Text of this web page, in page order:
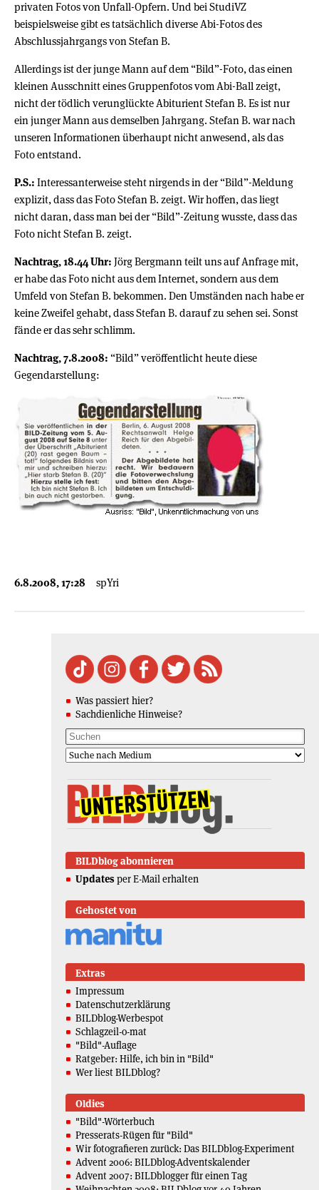
privaten Fotos von Unfall-Opfern. Und bei StudiVZ
beispielsweise gibt es tatsächlich diverse Abi-Fotos des
Abschlussjahrgangs von Stefan B.
Allerdings ist der junge Mann auf dem “Bild”-Foto, das einen
kleinen Ausschnitt eines Gruppenfotos vom Abi-Ball zeigt,
nicht der tödlich verunglückte Abiturient Stefan B. Es ist nur
ein junger Mann aus demselben Jahrgang. Stefan B. war nach
unseren Informationen überhaupt nicht anwesend, als das
Foto entstand.
P.S.: Interessanterweise steht nirgends in der “Bild”-Meldung
explizit, dass das Foto Stefan B. zeigt. Wir hoffen, das liegt
nicht daran, dass man bei der “Bild”-Zeitung wusste, dass das
Foto nicht Stefan B. zeigt.
Nachtrag, 18.44 Uhr: Jörg Bergmann teilt uns auf Anfrage mit,
er habe das Foto nicht aus dem Internet, sondern aus dem
Umfeld von Stefan B. bekommen. Den Umständen nach habe er
keine Zweifel gehabt, dass Stefan B. darauf zu sehen sei. Sonst
fände er das sehr schlimm.
Nachtrag, 7.8.2008: “Bild” veröffentlicht heute diese
Gegendarstellung:
6.8.2008, 17:28 spYri
Was passiert hier?
Sachdienliche Hinweise?
BILDblog abonnieren
Updates per E-Mail erhalten
Gehostet von
Extras
Impressum
Datenschutzerklärung
BILDblog-Werbespot
Schlagzeil-o-mat
"Bild"-Auflage
Ratgeber: Hilfe, ich bin in "Bild"
Wer liest BILDblog?
Oldies
"Bild"-Wörterbuch
Presserats-Rügen für "Bild"
Wir fotografieren zurück: Das BILDblog-Experiment
Advent 2006: BILDblog-Adventskalender
Advent 2007: BILDblogger für einen Tag